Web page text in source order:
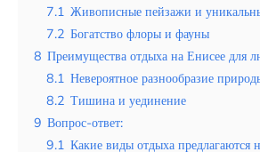
Египет
ОАЭ
Таиланд
Турция
7.1 Живописные пейзажи и
7.2 Богатство флоры и фауны
8 Преимущества отдыха на Енисее для
8.1 Невероятное разнообразие
8.2 Тишина и уединение
9 Вопрос-ответ:
9.1 Какие виды отдыха предлагаются